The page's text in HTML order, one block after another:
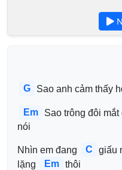
G Sao anh cảm thấy
Em Sao trông đôi mắt
nói
Nhìn em đang C giấu
lặng
Em thôi